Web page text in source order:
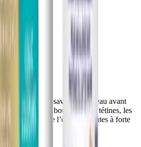
mains avec du savon et de l’eau avant
bouillir les bouteilles, les tétines, les
propres dans de l’eau (2 minutes à forte